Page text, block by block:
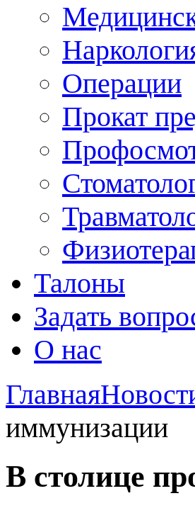
Операции
Прокат
Талоны
Задать
О нас
Главная
иммунизации
В столице